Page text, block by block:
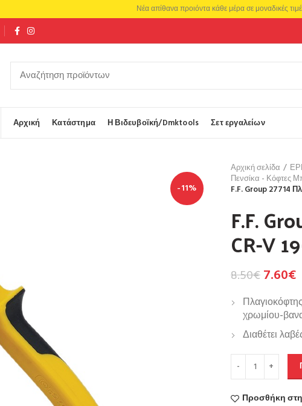
Αρχική Κατάστημα Η Βιδευβοϊκή/Dmktools Σετ εργαλείων
-11%
Αρχική σελίδα
Πενσίκα - Κόφτες
F.F. Group 27714
F.F.
CR-V
8.50€7.60€
χρωμίου-
Διαθέτει
Προσθήκη
Νέα απίθανα προιόντα κάθε μέρα σε μοναδικές